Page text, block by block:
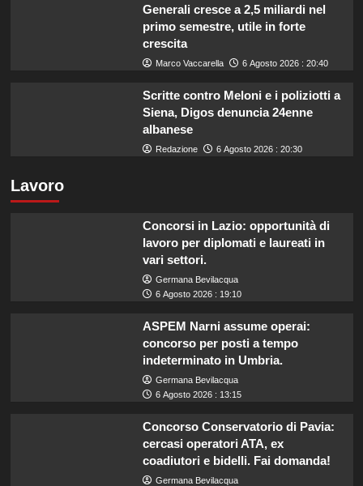
Generali cresce a 2,5 miliardi nel
primo semestre, utile in forte
crescita
Marco Vaccarella 6 Agosto 2026 : 20:40
Scritte contro Meloni e i poliziotti a
Siena, Digos denuncia 24enne
albanese
Redazione 6 Agosto 2026 : 20:30
Lavoro
Concorsi in Lazio: opportunità di
lavoro per diplomati e laureati in
vari settori.
Germana Bevilacqua
6 Agosto 2026 : 19:10
ASPEM Narni assume operai:
concorso per posti a tempo
indeterminato in Umbria.
Germana Bevilacqua
6 Agosto 2026 : 13:15
Concorso Conservatorio di Pavia:
cercasi operatori ATA, ex
coadiutori e bidelli. Fai domanda!
Germana Bevilacqua